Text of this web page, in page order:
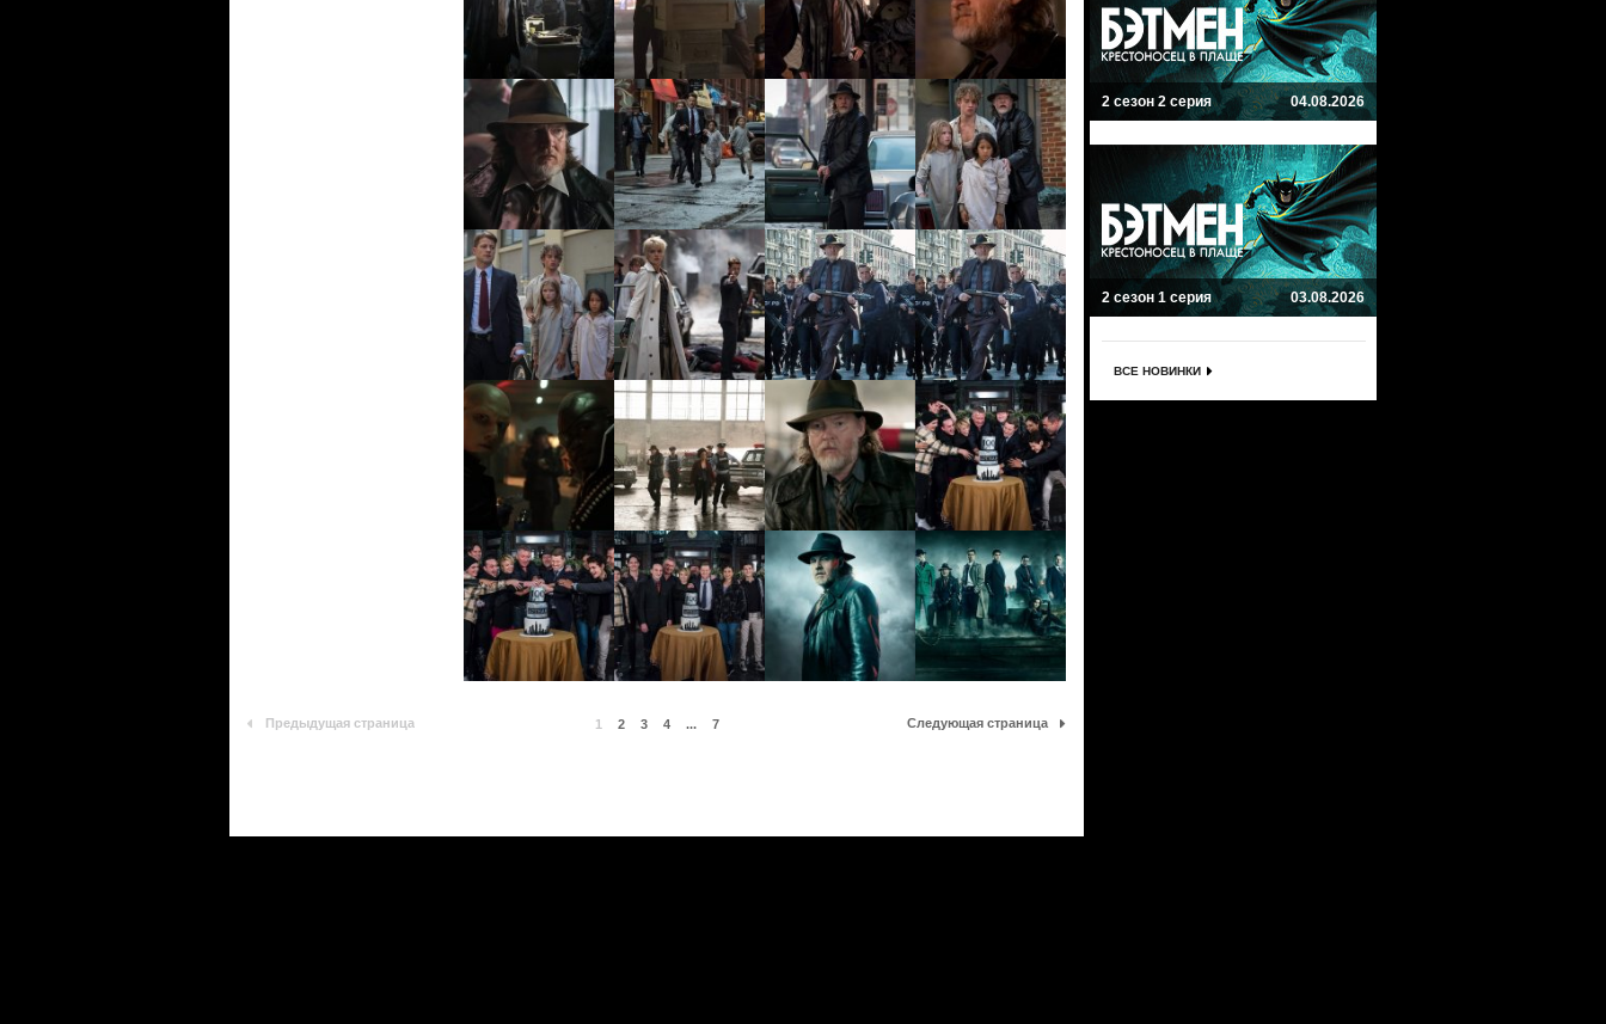
Предыдущая страница 1 2 3 4 ... 7 Следующая страница
2 сезон 2 серия 04.08.2026
2 сезон 1 серия 03.08.2026
ВСЕ НОВИНКИ